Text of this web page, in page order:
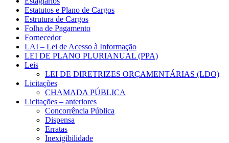
Estatutos e Plano de Cargos
Estrutura de Cargos
Folha de Pagamento
Fornecedor
LAI – Lei de Acesso à Informação
LEI DE PLANO PLURIANUAL (PPA)
Leis
LEI DE DIRETRIZES ORÇAMENTÁRIAS (LDO)
Licitações
CHAMADA PÚBLICA
Licitações – anteriores
Concorrência Pública
Dispensa
Erratas
Inexigibilidade